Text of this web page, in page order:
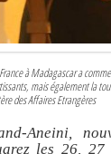
à Madagascar a
mais également la
des Affaires Etrangères
Aneini,
les 26,